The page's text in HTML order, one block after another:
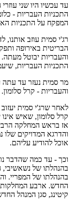
עד עכשיו היו שני
התכניות העבריות -
המפקח על התכניות
רג'י סמית עוזב אותנו,
הבריטית באירופה
והעבריות יבוטל
התכניות העבריות,
מר סמית נעזר עד עתה
והעבריות - קרל סלומון.
לאחר שרג'י סמית
קרל סלומון, שאיש אינו
אז בראש המחלקה
והדרגא המדויקים שלו
אוכל להודיע עליהם.
וכך - עד כמה שהדבר
בהנהלתו של נשאשיבי,
בהנהלתו של המפריי.
החדש. ארבע המחלקות
קיטינג, סגן המנהל